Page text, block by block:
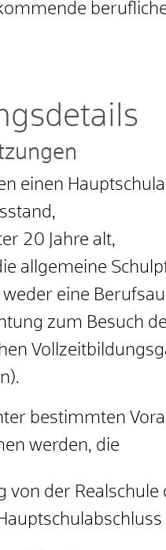
einen
20 Jahre alt,
allgemeine
weder eine
zum Besuch
.
bestimmten
werden, die
von der